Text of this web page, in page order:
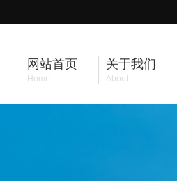
网站首页
Home
关于我们
About